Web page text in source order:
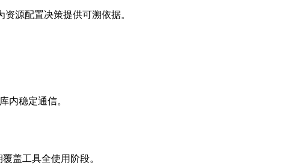
源配置决策提供可溯依据。
内稳定通信。
盖工具全使用阶段。